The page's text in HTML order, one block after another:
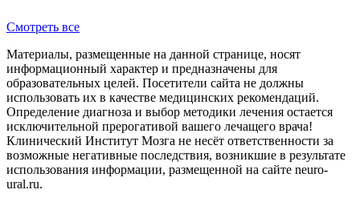
Смотреть все
Материалы, размещенные на данной странице, носят
информационный характер и предназначены для
образовательных целей. Посетители сайта не должны
использовать их в качестве медицинских рекомендаций.
Определение диагноза и выбор методики лечения остается
исключительной прерогативой вашего лечащего врача!
Клинический Институт Мозга не несёт ответственности за
возможные негативные последствия, возникшие в результате
использования информации, размещенной на сайте neuro-
ural.ru.